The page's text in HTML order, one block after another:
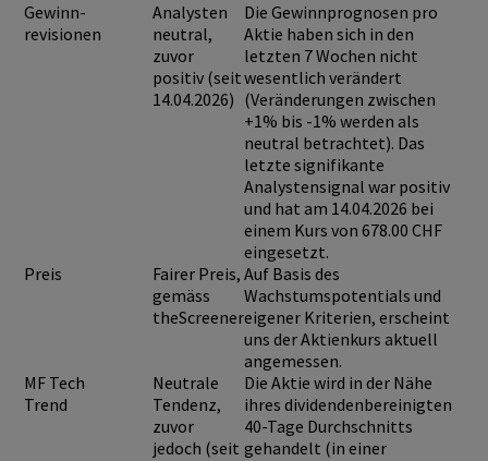
Gewinn-
revisionen
Analysten
neutral,
zuvor
positiv (seit
14.04.2026)
Die Gewinnprognosen pro
Aktie haben sich in den
letzten 7 Wochen nicht
wesentlich verändert
(Veränderungen zwischen
+1% bis -1% werden als
neutral betrachtet). Das
letzte signifikante
Analystensignal war positiv
und hat am 14.04.2026 bei
einem Kurs von 678.00 CHF
eingesetzt.
Preis
Fairer Preis,
gemäss
theScreener
Auf Basis des
Wachstumspotentials und
eigener Kriterien, erscheint
uns der Aktienkurs aktuell
angemessen.
MF Tech
Trend
Neutrale
Tendenz,
zuvor
jedoch (seit
Die Aktie wird in der Nähe
ihres dividendenbereinigten
40-Tage Durchschnitts
gehandelt (in einer